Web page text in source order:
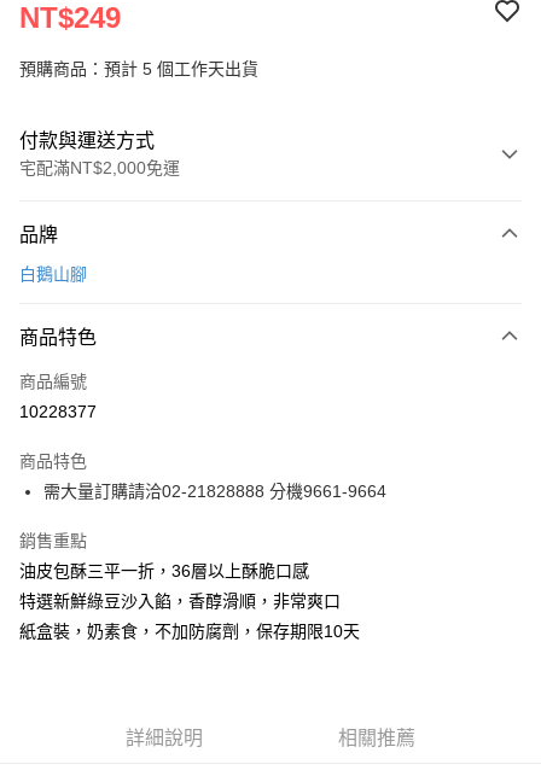
NT$249
預購商品：預計 5 個工作天出貨
付款與運送方式
宅配滿NT$2,000免運
信用卡一次付款
6 期 0 利率 每期
合作金庫商業銀行
上海商業儲蓄銀行
臺灣中小企業銀行
匯豐（台灣）商業銀行
華泰商業銀行
元大商業銀行
玉山商業銀行
星展（台灣）商業銀行
台新國際商業銀行
中國信託商業銀行
台灣樂天信用卡公司
LINE Pay
Apple Pay
街口支付
全盈+PAY
大哥付你分期
1.本服務由台灣大哥大提供，台灣大哥大用戶可立即使用無須另外申請。
2.付款方式選擇「大哥付你分期」，訂單成立後會自動跳轉到大哥付的交易
品牌
白鵝山腳
商品特色
商品編號
10228377
商品特色
需大量訂購請洽02-21828888 分機9661-9664
銷售重點
油皮包酥三平一折，36層以上酥脆口感
特選新鮮綠豆沙入餡，香醇滑順，非常爽口
紙盒裝，奶素食，不加防腐劑，保存期限10天
詳細說明 相關推薦